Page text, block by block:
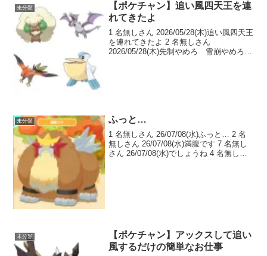
未分類
【ポケチャン】追い風四天王を連
れてきたよ
1 名無しさん 2026/05/28(木)追い風四天王
を連れてきたよ 2 名無しさん
2026/05/28(木)先制やめろ 雪崩やめろ先
未分類 ふっと…
1 名無しさん 26/07/08(水)ふっと… 2 名
無しさん 26/07/08(水)満腹です 7 名無し
さん 26/07/08(水)でしょうね 4 名無しさ
未分類
【ポケチャン】アックスして追い
風するだけの簡単なお仕事